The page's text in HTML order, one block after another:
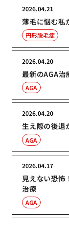
薄毛に悩む私
2026.04.21
円形脱毛症
最新のAGA治
2026.04.20
AGA
生え際の後退
2026.04.20
AGA
見えない恐怖
治療
2026.04.17
AGA